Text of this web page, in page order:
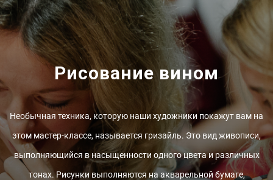
Рисование вином
Необычная техника, которую наши художники покажут вам на
этом мастер-классе, называется гризайль. Это вид живописи,
выполняющийся в насыщенности одного цвета и различных
тонах. Рисунки выполняются на акварельной бумаге,